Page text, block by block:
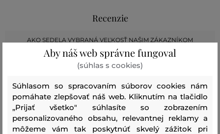
Recenzie
AKO SEDELA VYBRANÁ VEĽKOSŤ NAŠIM ZÁKAZNÍKOM
Veľkosť je oveľa menšia ako
Veľkosť je o niečo menšia ako
nosím
Veľkosť zodpovedá veľkosti,
ktorú nosím
6
Aby náš web správne fungoval
(súhlas s cookies)
Súhlasom so spracovaním súborov cookies nám
pomáhate zlepšovať náš web. Kliknutím na tlačidlo
„Prijať všetko" súhlasíte so zobrazením
personalizovaného obsahu, relevantnej reklamy a
môžeme vám tak poskytnúť skvelý zážitok pri